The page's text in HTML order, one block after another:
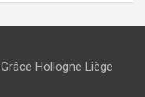
Hollogne Liège